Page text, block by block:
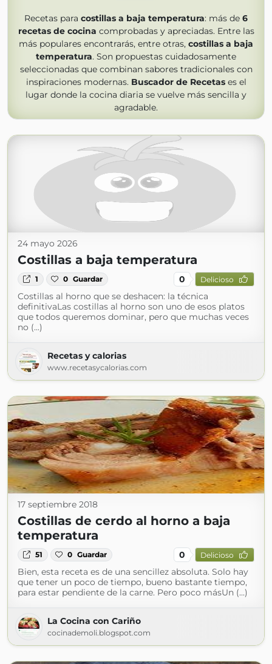
Recetas para costillas a baja temperatura: más de 6
recetas de cocina comprobadas y apreciadas. Entre las
más populares encontrarás, entre otras, costillas a baja
temperatura. Son propuestas cuidadosamente
seleccionadas que combinan sabores tradicionales con
inspiraciones modernas. Buscador de Recetases el
lugar donde la cocina diaria se vuelve más sencilla y
agradable.
24 mayo 2026
Costillas a baja temperatura
1 0 Guardar 0 Delicioso
Costillas al horno que se deshacen: la técnica
definitivaLas costillas al horno son uno de esos platos
que todos queremos dominar, pero que muchas veces
no (...)
Recetas y calorias
www.recetasycalorias.com
17 septiembre 2018
Costillas de cerdo al horno a baja
temperatura
51 0 Guardar 0 Delicioso
Bien, esta receta es de una sencillez absoluta. Solo hay
que tener un poco de tiempo, bueno bastante tiempo,
para estar pendiente de la carne. Pero poco másUn (...)
La Cocina con Cariño
cocinademoli.blogspot.com